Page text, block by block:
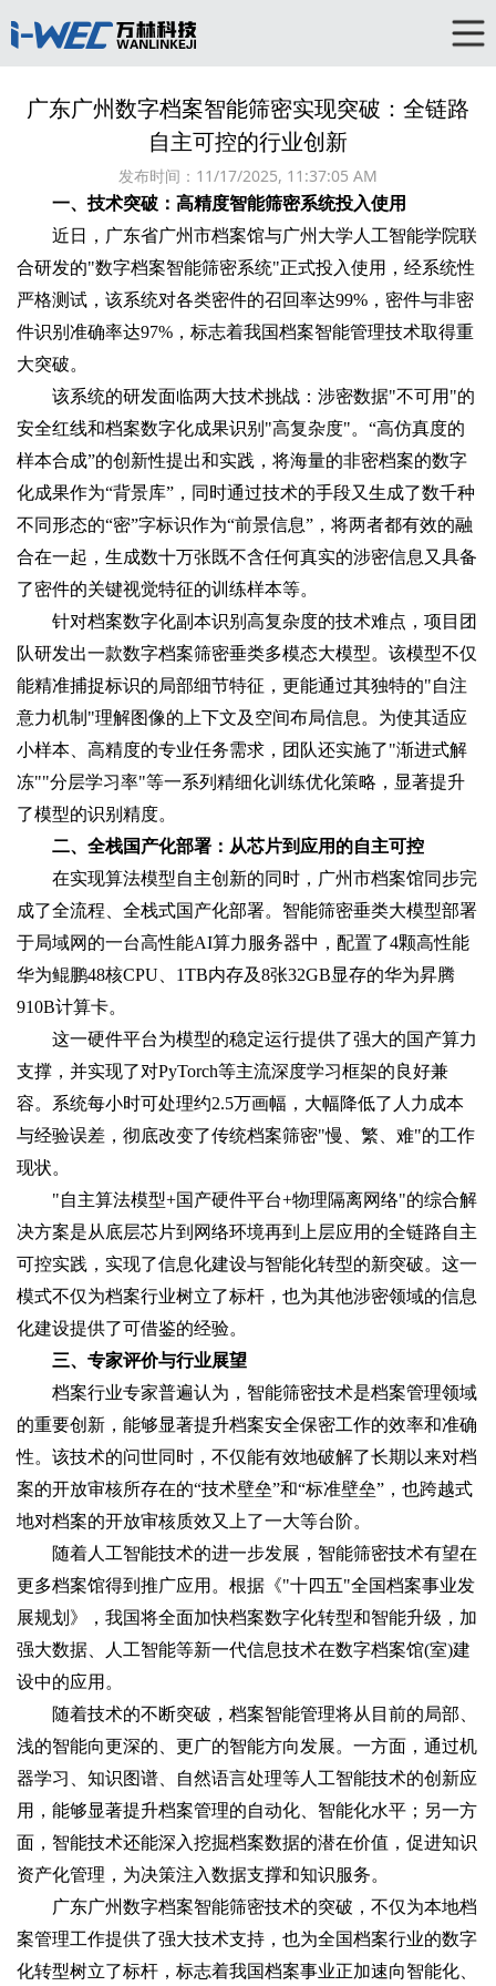
广东广州数字档案智能筛密实现突破：全链路
自主可控的行业创新
发布时间： 11/17/2025, 11:37:05 AM
一、技术突破：高精度智能筛密系统投入使用
近日，广东省广州市档案馆与广州大学人工智能学院联
合研发的"数字档案智能筛密系统"正式投入使用，经系统性
严格测试，该系统对各类密件的召回率达99%，密件与非密
件识别准确率达97%，标志着我国档案智能管理技术取得重
大突破‌。
该系统的研发面临两大技术挑战：涉密数据"不可用"的
安全红线和档案数字化成果识别"高复杂度"。“高仿真度的
样本合成”的创新性提出和实践，将海量的非密档案的数字
化成果作为“背景库”，同时通过技术的手段又生成了数千种
不同形态的“密”字标识作为“前景信息”，将两者都有效的融
合在一起，生成数十万张既不含任何真实的涉密信息又具备
了密件的关键视觉特征的训练样本等。
针对档案数字化副本识别高复杂度的技术难点，项目团
队研发出一款数字档案筛密垂类多模态大模型。该模型不仅
能精准捕捉标识的局部细节特征，更能通过其独特的"自注
意力机制"理解图像的上下文及空间布局信息。为使其适应
小样本、高精度的专业任务需求，团队还实施了"渐进式解
冻""分层学习率"等一系列精细化训练优化策略，显著提升
了模型的识别精度‌。
二、全栈国产化部署：从芯片到应用的自主可控
在实现算法模型自主创新的同时，广州市档案馆同步完
成了全流程、全栈式国产化部署。智能筛密垂类大模型部署
于局域网的一台高性能AI算力服务器中，配置了4颗高性能
华为鲲鹏48核CPU、1TB内存及8张32GB显存的华为昇腾
910B计算卡‌。
这一硬件平台为模型的稳定运行提供了强大的国产算力
支撑，并实现了对PyTorch等主流深度学习框架的良好兼
容。系统每小时可处理约2.5万画幅，大幅降低了人力成本
与经验误差，彻底改变了传统档案筛密"慢、繁、难"的工作
现状‌。
"自主算法模型+国产硬件平台+物理隔离网络"的综合解
决方案是从底层芯片到网络环境再到上层应用的全链路自主
可控实践，实现了信息化建设与智能化转型的新突破。这一
模式不仅为档案行业树立了标杆，也为其他涉密领域的信息
化建设提供了可借鉴的经验‌。
三、专家评价与行业展望
档案行业专家普遍认为，智能筛密技术是档案管理领域
的重要创新，能够显著提升档案安全保密工作的效率和准确
性。该技术的问世同时，不仅能有效地破解了长期以来对档
案的开放审核所存在的“技术壁垒”和“标准壁垒”，也跨越式
地对档案的开放审核质效又上了一大等台阶。
随着人工智能技术的进一步发展，智能筛密技术有望在
更多档案馆得到推广应用。根据《"十四五"全国档案事业发
展规划》，我国将全面加快档案数字化转型和智能升级，加
强大数据、人工智能等新一代信息技术在数字档案馆(室)建
设中的应用‌。
随着技术的不断突破，档案智能管理将从目前的局部、
浅的智能向更深的、更广的智能方向发展。一方面，通过机
器学习、知识图谱、自然语言处理等人工智能技术的创新应
用，能够显著提升档案管理的自动化、智能化水平；另一方
面，智能技术还能深入挖掘档案数据的潜在价值，促进知识
资产化管理，为决策注入数据支撑和知识服务‌。
广东广州数字档案智能筛密技术的突破，不仅为本地档
案管理工作提供了强大技术支持，也为全国档案行业的数字
化转型树立了标杆，标志着我国档案事业正加速向智能化、